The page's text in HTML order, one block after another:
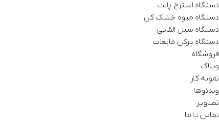
دستگاه استرچ پالت
دستگاه میوه خشک کن
دستگاه سیل القایی
دستگاه پرکن مایعات
فروشگاه
وبلاگ
نمونه کار
ویدئوها
تصاویر
تماس با ما